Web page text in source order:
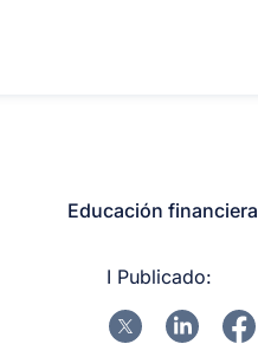
Educación financiera
I Publicado: